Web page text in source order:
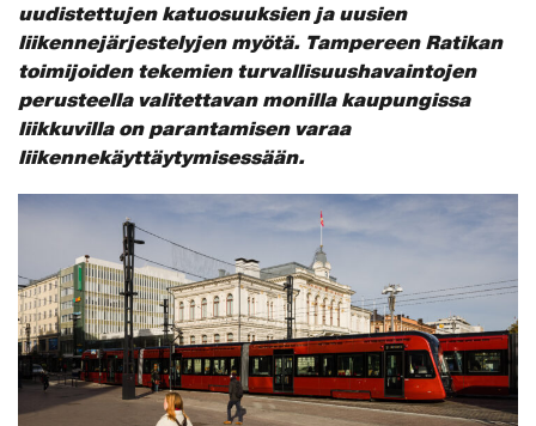
uudistettujen katuosuuksien ja uusien
liikennejärjestelyjen myötä. Tampereen Ratikan
toimijoiden tekemien turvallisuushavaintojen
perusteella valitettavan monilla kaupungissa
liikkuvilla on parantamisen varaa
liikennekäyttäytymisessään.